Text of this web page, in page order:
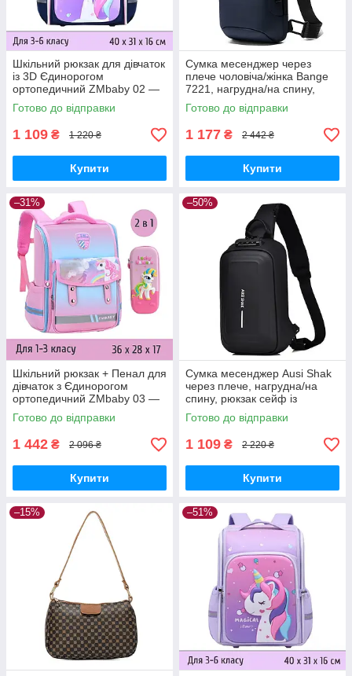
Шкільний рюкзак для дівчаток
із 3D Єдинорогом
ортопедичний ZMbaby 02 —
Синій — 3-6 клас, висота 40
см
Готово до відправки
1 109 ₴ 1 220 ₴
Купити
Сумка месенджер через
плече чоловіча/жінка Bange
7221, нагрудна/на спину,
рюкзак на одну лямку з USB
Готово до відправки
1 177 ₴ 2 442 ₴
Купити
–31%
Шкільний рюкзак + Пенал для
дівчаток з Єдинорогом
ортопедичний ZMbaby 03 —
Рожевий — 1-3 клас, висота
36 см
Готово до відправки
1 442 ₴ 2 096 ₴
Купити
–50%
Сумка месенджер Ausi Shak
через плече, нагрудна/на
спину, рюкзак сейф із
кодовим замком на одну
лямку
Готово до відправки
1 109 ₴ 2 220 ₴
Купити
–15% –51%